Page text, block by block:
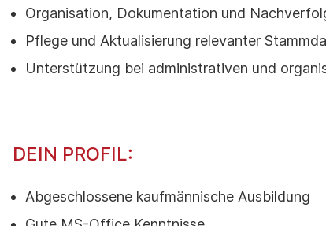
Organisation, Dokumentation und
Pflege und Aktualisierung relevanter
Unterstützung bei administrativen und
DEIN PROFIL:
Abgeschlossene kaufmännische Ausbildung